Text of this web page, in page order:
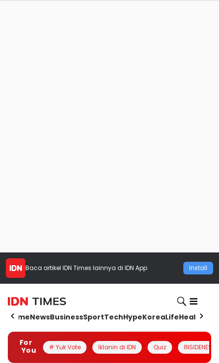
Baca artikel IDN Times lainnya di IDN App Install
HomeNewsBusinessSportTechHypeKoreaLifeHealth
For
You
# Yuk Vote Iklanin di IDN Quiz INSIDENESIA